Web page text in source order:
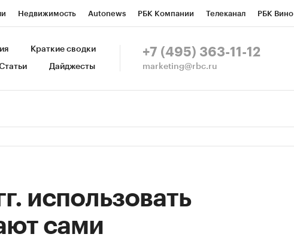
Недвижимость Autonews РБК Компании Телеканал РБК Вино
Спецпроекты СПб Конференции СПб Спецпроекты
Краткие сводки
Дайджесты
+7 (495) 363-11-12
marketing@rbc.ru
использовать
сами